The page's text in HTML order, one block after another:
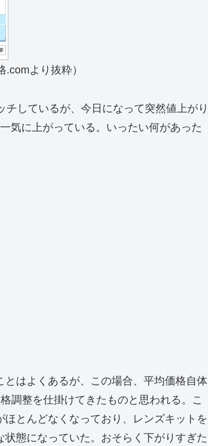
より抜粋）
しているが、今日になって突然値上がり
気に上がっている。いったい何があった
はよくあるが、この場合、平均価格自体
調整を仕掛けてきたものと思われる。こ
とんどなくなっており、レンズキットを
態になっていた。おそらく下がりすぎた